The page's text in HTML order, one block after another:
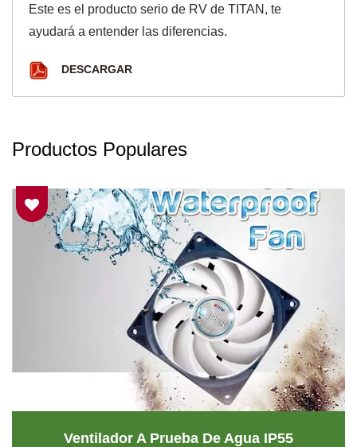
Este es el producto serio de RV de TITAN, te
ayudará a entender las diferencias.
DESCARGAR
Productos Populares
Ventilador A Prueba De Agua IP55